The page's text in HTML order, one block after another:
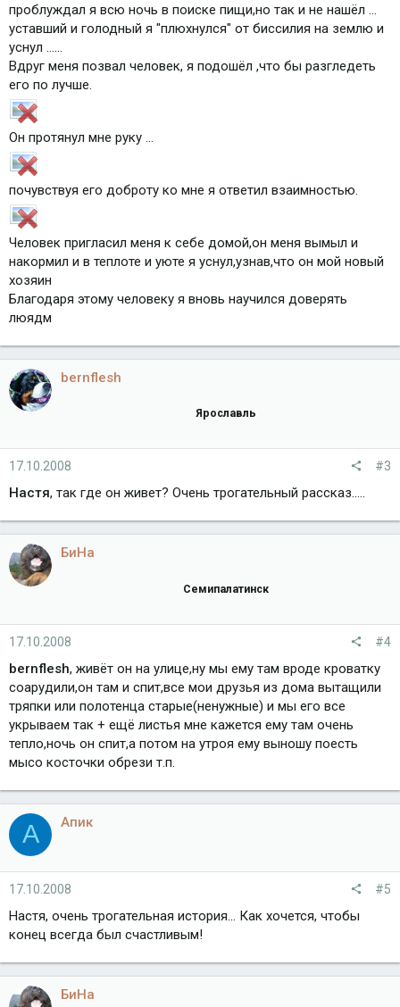
проблуждал я всю ночь в поиске пищи,но так и не нашёл ...
уставший и голодный я "плюхнулся" от биссилия на землю и
уснул ......
Вдруг меня позвал человек, я подошёл ,что бы разгледеть
его по лучше.
Он протянул мне руку ...
почувствуя его доброту ко мне я ответил взаимностью.
Человек пригласил меня к себе домой,он меня вымыл и
накормил и в теплоте и уюте я уснул,узнав,что он мой новый
хозяин
Благодаря этому человеку я вновь научился доверять
люядм
bernflesh
Ярославль
17.10.2008 #3
Настя, так где он живет? Очень трогательный рассказ.....
БиНа
Семипалатинск
17.10.2008 #4
bernflesh, живёт он на улице,ну мы ему там вроде кроватку
соарудили,он там и спит,все мои друзья из дома вытащили
тряпки или полотенца старые(ненужные) и мы его все
укрываем так + ещё листья мне кажется ему там очень
тепло,ночь он спит,а потом на утроя ему выношу поесть
мысо косточки обрези т.п.
А Апик
17.10.2008 #5
Настя, очень трогательная история... Как хочется, чтобы
конец всегда был счастливым!
БиНа